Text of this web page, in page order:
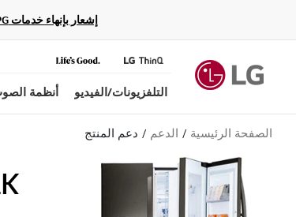
إشعار بإنهاء خدمات Gracenote Music ID / Video ID / eyeQ EPG لأجهزة مشغّل Blu-ray وأنظمة المسرح المنزلي Blu-ray، حيث لن تكون متاحة بعد الآن.
التلفزيونات/الفيديو أنظمة
الصفحة الرئيسية الدعم دعم المنتج